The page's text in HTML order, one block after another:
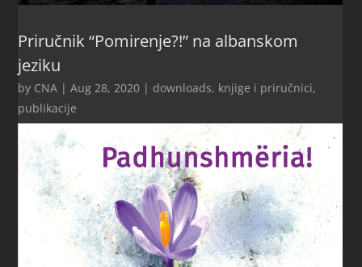
Priručnik “Pomirenje?!” na albanskom
jeziku
by CNA |Aug 28, 2020 | downloads, knjige i priručnici,
publikacije